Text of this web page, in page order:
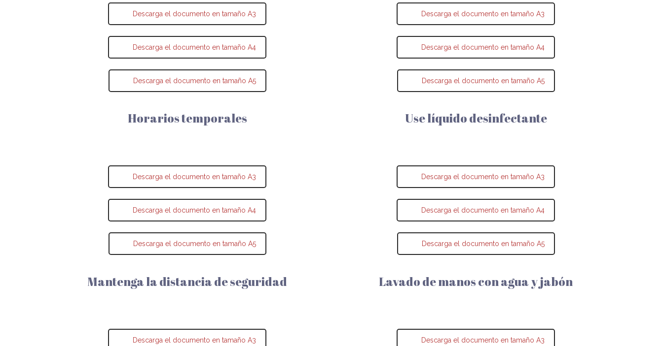
Descarga el documento en tamaño A3
Descarga el documento en tamaño A4
Descarga el documento en tamaño A5
Descarga el documento en tamaño A3
Descarga el documento en tamaño A4
Descarga el documento en tamaño A5
Horarios temporales
Descarga el documento en tamaño A3
Descarga el documento en tamaño A4
Descarga el documento en tamaño A5
Use líquido desinfectante
Descarga el documento en tamaño A3
Descarga el documento en tamaño A4
Descarga el documento en tamaño A5
Mantenga la distancia de seguridad
Descarga el documento en tamaño A3
Lavado de manos con agua y jabón
Descarga el documento en tamaño A3